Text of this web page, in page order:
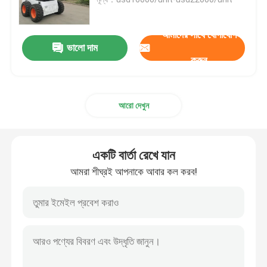
ভালো দাম
আমাদের সাথে যোগাযোগ
করুন
আরো দেখুন
একটি বার্তা রেখে যান
আমরা শীঘ্রই আপনাকে আবার কল করব!